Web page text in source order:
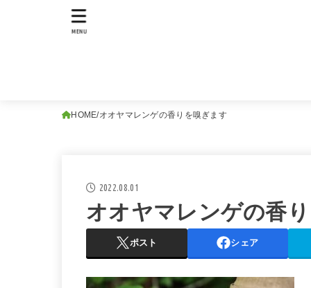
MENU
HOME オオヤマレンゲの香りを嗅ぎます
2022.08.01
オオヤマレンゲの香
ポスト シェア